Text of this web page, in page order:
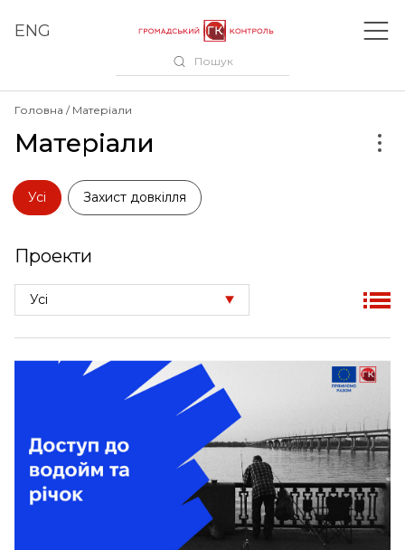
ENG
Пошук
Головна Матеріали
Матеріали
Усі Захист довкілля
Проекти
Усі